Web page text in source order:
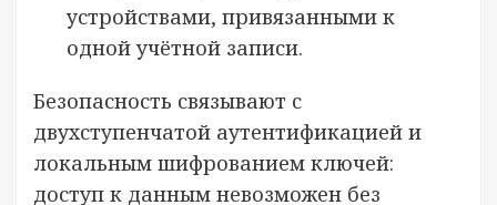
устройствами, привязанными к
одной учётной записи.
Безопасность связывают с
двухступенчатой аутентификацией и
локальным шифрованием ключей:
доступ к данным невозможен без